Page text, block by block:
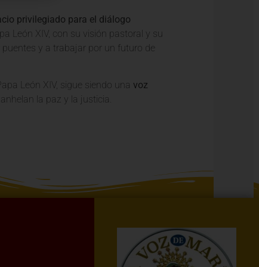
privilegiado para el diálogo
León XIV, con su visión pastoral y su
y a trabajar por un futuro de
León XIV, sigue siendo una voz
la paz y la justicia.